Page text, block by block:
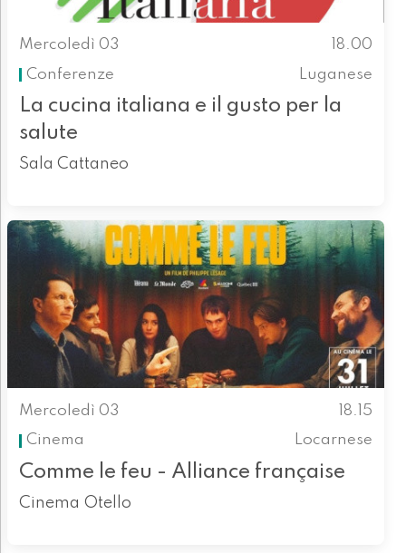
Mercoledì 03
18.00
Conferenze
Luganese
La cucina italiana e il gusto per la
salute
Sala Cattaneo
Mercoledì 03
18.15
Cinema
Locarnese
Comme le feu - Alliance française
Cinema Otello